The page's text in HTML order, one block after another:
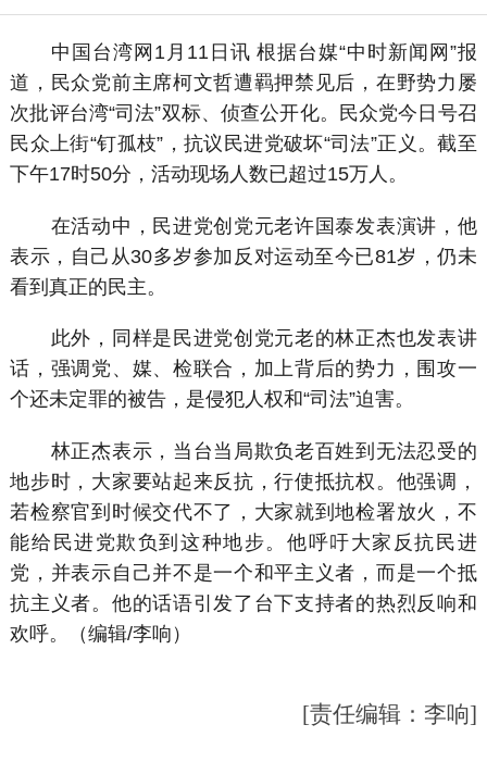
中国台湾网1月11日讯 根据台媒“中时新闻网”报
道，民众党前主席柯文哲遭羁押禁见后，在野势力屡
次批评台湾“司法”双标、侦查公开化。民众党今日号召
民众上街“钉孤枝”，抗议民进党破坏“司法”正义。截至
下午17时50分，活动现场人数已超过15万人。
在活动中，民进党创党元老许国泰发表演讲，他
表示，自己从30多岁参加反对运动至今已81岁，仍未
看到真正的民主。
此外，同样是民进党创党元老的林正杰也发表讲
话，强调党、媒、检联合，加上背后的势力，围攻一
个还未定罪的被告，是侵犯人权和“司法”迫害。
林正杰表示，当台当局欺负老百姓到无法忍受的
地步时，大家要站起来反抗，行使抵抗权。他强调，
若检察官到时候交代不了，大家就到地检署放火，不
能给民进党欺负到这种地步。他呼吁大家反抗民进
党，并表示自己并不是一个和平主义者，而是一个抵
抗主义者。他的话语引发了台下支持者的热烈反响和
欢呼。（编辑/李响）
[责任编辑：李响]